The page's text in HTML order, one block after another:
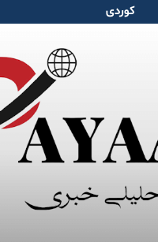
کوردی